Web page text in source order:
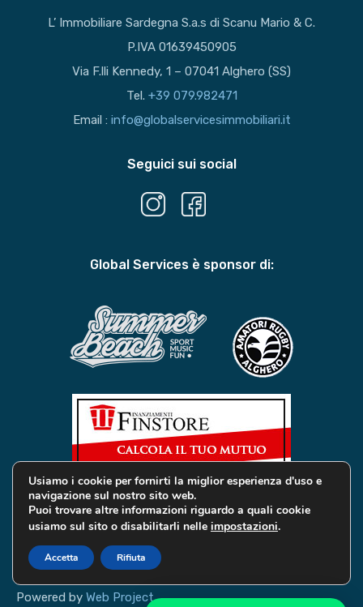
L’ Immobiliare Sardegna S.a.s di Scanu Mario & C.
P.IVA 01639450905
Via F.lli Kennedy, 1 – 07041 Alghero (SS)
Tel. +39 079.982471
Email : info@globalservicesimmobiliari.it
Seguici sui social
Global Services è sponsor di:
© 2019 Global Services Immobiliari | All rights reserved |
Privacy e Cookie
Powered by Web Project
Usiamo i cookie per fornirti la miglior esperienza d'uso e
navigazione sul nostro sito web.
Puoi trovare altre informazioni riguardo a quali cookie
usiamo sul sito o disabilitarli nelle impostazioni.
Accetta Rifiuta